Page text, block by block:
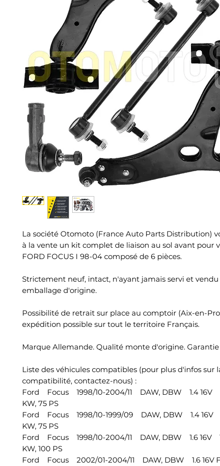
La société Otomoto (France Auto Parts Distribution)
à la vente un kit complet de liaison au sol avant pour
FORD FOCUS I 98-04 composé de 6 pièces.
Strictement neuf, intact, n'ayant jamais servi et vendu
emballage d'origine.
Possibilité de retrait sur place au comptoir (Aix-en-
expédition possible sur tout le territoire Français.
Marque Allemande. Qualité monte d'origine. Garantie
Liste des véhicules compatibles (pour plus d'infos sur
compatibilité, contactez-nous) :
Ford Focus 1998/10-2004/11 DAW, DBW 1.4 16V
KW, 75 PS
Ford Focus 1998/10-1999/09 DAW, DBW 1.4 16V
KW, 75 PS
Ford Focus 1998/10-2004/11 DAW, DBW 1.6 16V
KW, 100 PS
Ford Focus 2002/01-2004/11 DAW, DBW 1.6 16V